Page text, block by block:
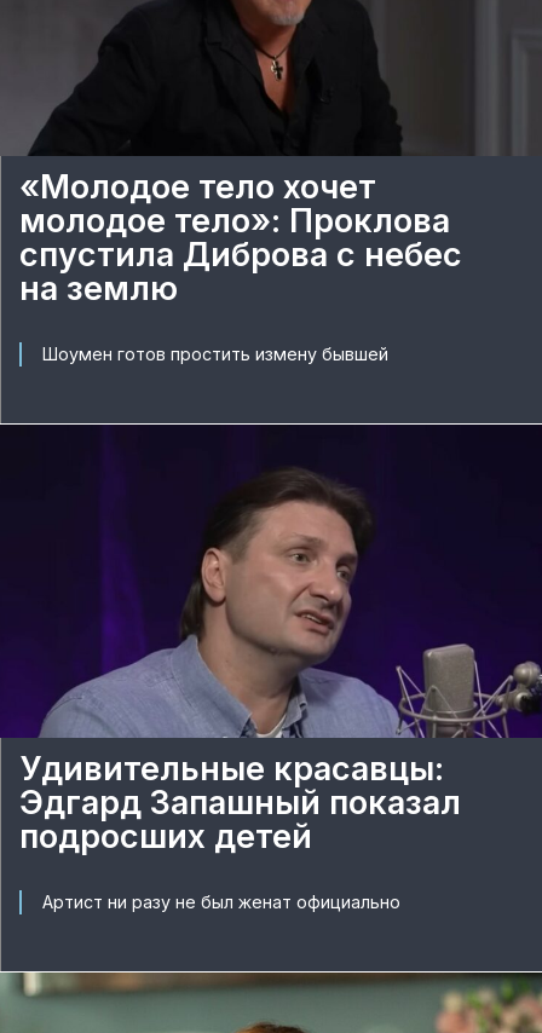
«Молодое тело хочет
молодое тело»: Проклова
спустила Диброва с небес
на землю
Шоумен готов простить измену бывшей
Удивительные красавцы:
Эдгард Запашный показал
подросших детей
Артист ни разу не был женат официально